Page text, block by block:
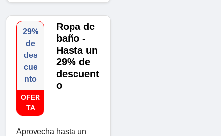
29%
de
des
cue
nto
OFER
TA
Ropa de
baño -
Hasta un
29% de
descuent
o
Aprovecha hasta un